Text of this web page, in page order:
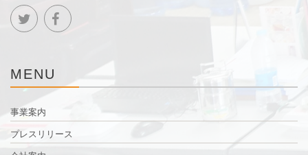
MENU
事業案内
プレスリリース